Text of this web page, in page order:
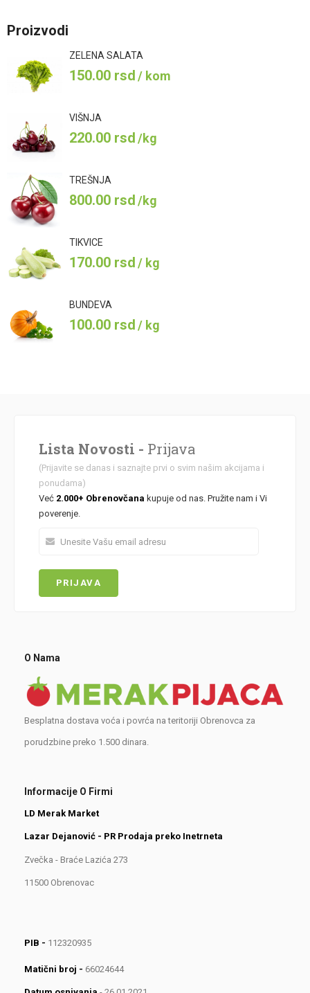
Proizvodi
ZELENA SALATA
150.00 rsd/ kom
VIŠNJA
220.00 rsd/kg
TREŠNJA
800.00 rsd/kg
TIKVICE
170.00 rsd/ kg
BUNDEVA
100.00 rsd/ kg
Lista Novosti - Prijava
(Prijavite se danas i saznajte prvi o svim našim akcijama i
ponudama)
Već 2.000+ Obrenovčana kupuje od nas. Pružite nam i Vi
poverenje.
O Nama
Besplatna dostava voća i povrća na teritoriji Obrenovca za
porudzbine preko 1.500 dinara.
Informacije O Firmi
LD Merak Market
Lazar Dejanović - PR Prodaja preko Inetrneta
Zvečka - Braće Lazića 273
11500 Obrenovac
PIB - 112320935
Matični broj - 66024644